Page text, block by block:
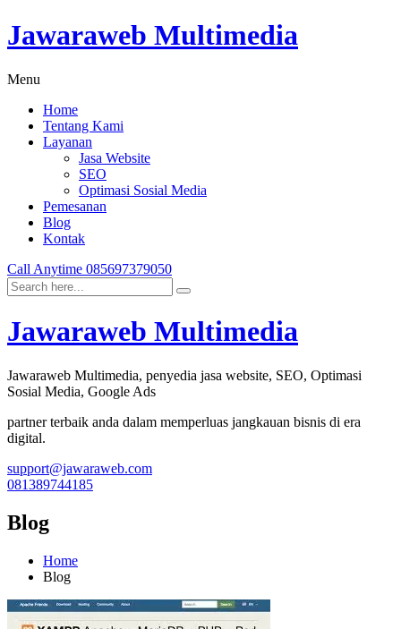
Jawaraweb Multimedia
Menu
Home
Tentang Kami
Layanan
Jasa Website
SEO
Optimasi Sosial Media
Pemesanan
Blog
Kontak
Call Anytime 085697379050
Jawaraweb Multimedia
Jawaraweb Multimedia, penyedia jasa website, SEO, Optimasi
Sosial Media, Google Ads
partner terbaik anda dalam memperluas jangkauan bisnis di era
digital.
support@jawaraweb.com
081389744185
Blog
Home
Blog